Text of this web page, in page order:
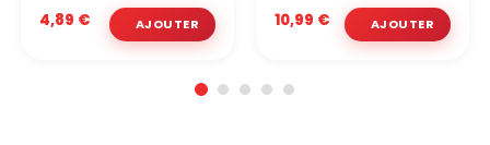
4,89 € 10,99 €